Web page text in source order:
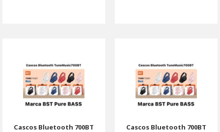
Cascos Bluetooth 700BT
Cascos Bluetooth 700BT